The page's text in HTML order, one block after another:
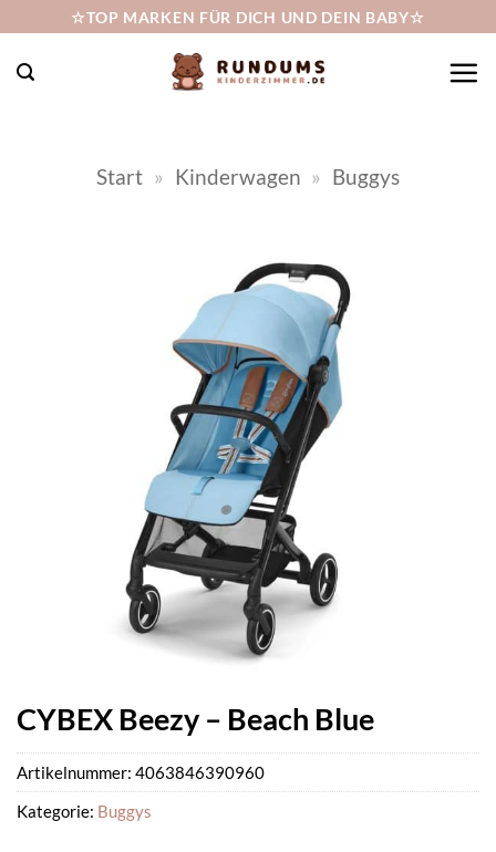
springen
☆TOP MARKEN FÜR DICH UND DEIN BABY☆
Start » Kinderwagen » Buggys
CYBEX Beezy – Beach Blue
Artikelnummer: 4063846390960
Kategorie: Buggys